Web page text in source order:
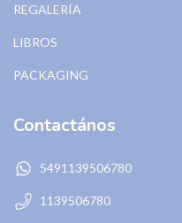
REGALERÍA
LIBROS
PACKAGING
Contactános
5491139506780
1139506780